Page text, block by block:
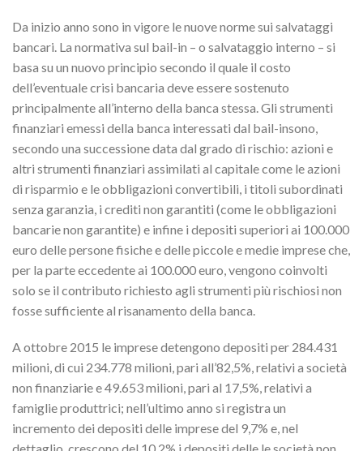
Da inizio anno sono in vigore le nuove norme sui salvataggi
bancari. La normativa sul bail-in – o salvataggio interno – si
basa su un nuovo principio secondo il quale il costo
dell’eventuale crisi bancaria deve essere sostenuto
principalmente all’interno della banca stessa. Gli strumenti
finanziari emessi della banca interessati dal bail-insono,
secondo una successione data dal grado di rischio: azioni e
altri strumenti finanziari assimilati al capitale come le azioni
di risparmio e le obbligazioni convertibili, i titoli subordinati
senza garanzia, i crediti non garantiti (come le obbligazioni
bancarie non garantite) e infine i depositi superiori ai 100.000
euro delle persone fisiche e delle piccole e medie imprese che,
per la parte eccedente ai 100.000 euro, vengono coinvolti
solo se il contributo richiesto agli strumenti più rischiosi non
fosse sufficiente al risanamento della banca.
A ottobre 2015 le imprese detengono depositi per 284.431
milioni, di cui 234.778 milioni, pari all’82,5%, relativi a società
non finanziarie e 49.653 milioni, pari al 17,5%, relativi a
famiglie produttrici; nell’ultimo anno si registra un
incremento dei depositi delle imprese del 9,7% e, nel